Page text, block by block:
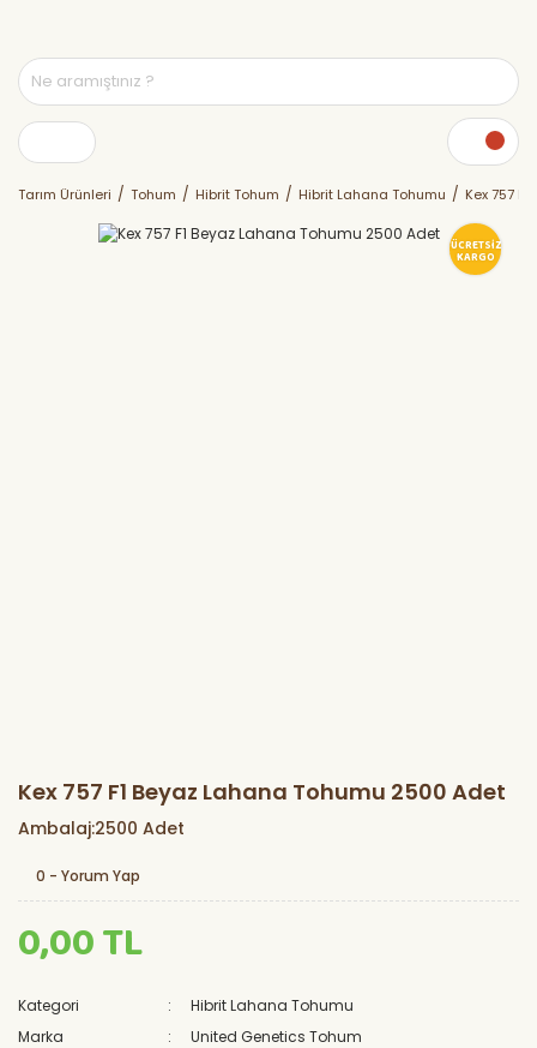
Tarım Ürünleri Tohum Hibrit Tohum Hibrit Lahana Tohumu Kex 757
ÜCRETSİZ
KARGO
Kex 757 F1 Beyaz Lahana Tohumu 2500 Adet
Ambalaj:2500 Adet
0 - Yorum Yap
0,00 TL
Kategori
Hibrit Lahana Tohumu
Marka
United Genetics Tohum